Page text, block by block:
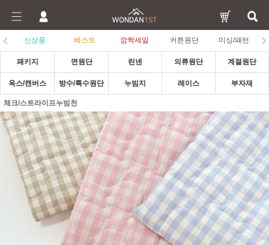
신상품 베스트 깜짝세일 커튼원단 미싱/패턴
패키지 면원단 린넨 의류원단 계절원단
옥스/캔버스 방수/특수원단 누빔지 레이스 부자재
체크/스트라이프누빔천